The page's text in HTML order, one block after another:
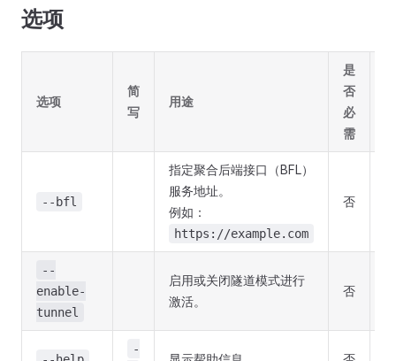
选项
选项
简
写
用途
是
否
必
需
--bfl
指定聚合后端接口（BFL）
服务地址。
例如：
https://example.com
否
--
enable-
tunnel
启用或关闭隧道模式进行
激活。
否
-